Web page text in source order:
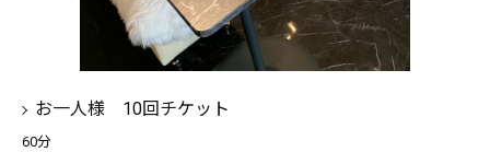
お一人様 10回チケット
60分